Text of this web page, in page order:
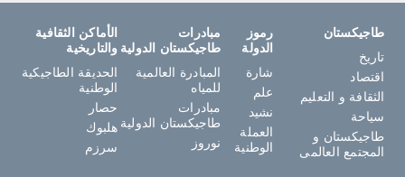
طاجيكستان
تاريخ
اقتصاد
الثقافة و التعليم
سياحة
طاجيكستان و
المجتمع العالمى
رموز
الدولة
شارة
علم
نشيد
العملة
الوطنية
مبادرات
طاجيكستان الدولية
المبادرة العالمية
للمياه
مبادرات
طاجيكستان الدولية
نوروز
الأماكن الثقافية
والتاريخية
الحديقة الطاجيكية
الوطنية
حصار
هلبوك
سرزم